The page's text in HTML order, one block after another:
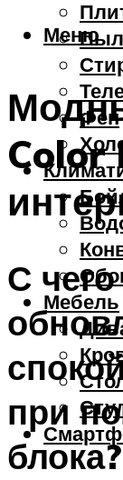
Фен
Мебель
Меню
Color
С
при
блока?